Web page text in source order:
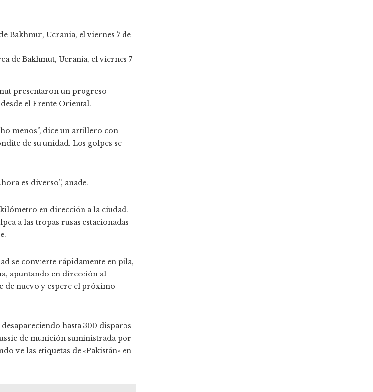
Bakhmut, Ucrania, el viernes 7 de
de Bakhmut, Ucrania, el viernes 7
presentaron un progreso
el Frente Oriental.
menos”, dice un artillero con
de su unidad. Los golpes se
es diverso”, añade.
en dirección a la ciudad.
a las tropas rusas estacionadas
se convierte rápidamente en pila,
apuntando en dirección al
de nuevo y espere el próximo
hasta 300 disparos
de munición suministrada por
ve las etiquetas de «Pakistán» en